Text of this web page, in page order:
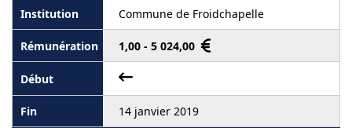
Commune de Froidchapelle
1,00 - 5 024,00
14 janvier 2019